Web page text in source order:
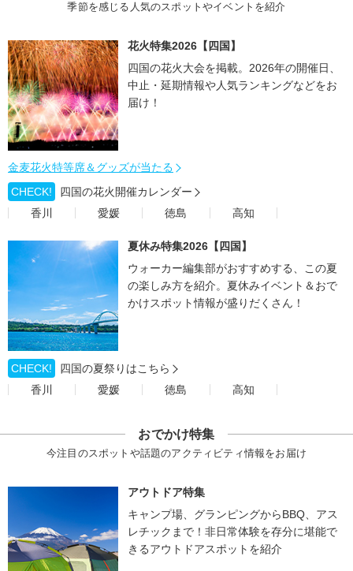
季節を感じる人気のスポットやイベントを紹介
花火特集2026【四国】
四国の花火大会を掲載。2026年の開催日、
中止・延期情報や人気ランキングなどをお
届け！
金麦花火特等席＆グッズが当たる
CHECK!
四国の花火開催カレンダー
香川
愛媛 徳島 高知
夏休み特集2026【四国】
ウォーカー編集部がおすすめする、この夏
の楽しみ方を紹介。夏休みイベント＆おで
かけスポット情報が盛りだくさん！
CHECK!
四国の夏祭りはこちら
香川
愛媛 徳島 高知
おでかけ特集
今注目のスポットや話題のアクティビティ情報をお届け
アウトドア特集
キャンプ場、グランピングからBBQ、アス
レチックまで！非日常体験を存分に堪能で
きるアウトドアスポットを紹介